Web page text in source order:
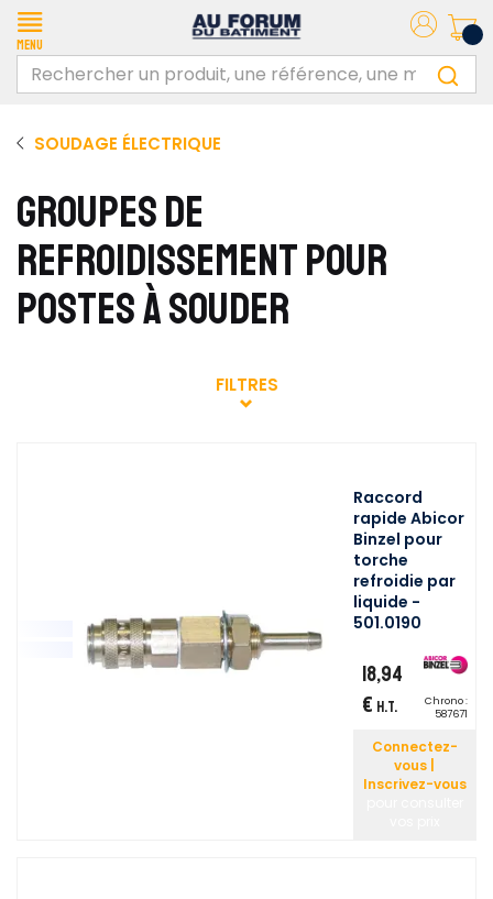
Menu
SOUDAGE ÉLECTRIQUE
GROUPES DE
REFROIDISSEMENT POUR
POSTES À SOUDER
FILTRES
Raccord
rapide Abicor
Binzel pour
torche
refroidie par
liquide -
501.0190
18,94
€ H.T.
Chrono :
587671
Connectez-
vous |
Inscrivez-vous